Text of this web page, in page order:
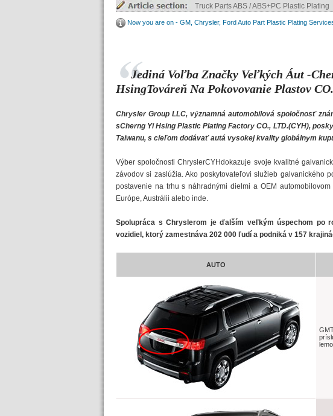
Truck Parts ABS / ABS+PC Plastic Plating
Now you are on - GM, Chrysler, Ford Auto Part Plastic Plating
Jediná Voľba Značky Veľkých Áut -
HsingTováreň Na Pokovovanie Plastov CO.
Chrysler Group LLC, významná automobilová spoločnosť
sCherng Yi Hsing Plastic Plating Factory CO., LTD.(CYH),
Taiwanu, s cieľom dodávať autá vysokej kvality globálnym
Výber spoločnosti ChryslerCYHdokazuje svoje kvalitné
závodov si zaslúžia. Ako poskytovateľovi služieb galvanického
postavenie na trhu s náhradnými dielmi a OEM
Európe, Austrálii alebo inde.
Spolupráca s Chryslerom je ďalším veľkým úspechom po
vozidiel, ktorý zamestnáva 202 000 ľudí a podniká v 157
AUTO